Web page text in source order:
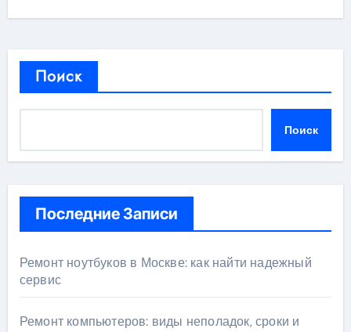
Поиск
Поиск
Последние Записи
Ремонт ноутбуков в Москве: как найти надежный
сервис
Ремонт компьютеров: виды неполадок, сроки и